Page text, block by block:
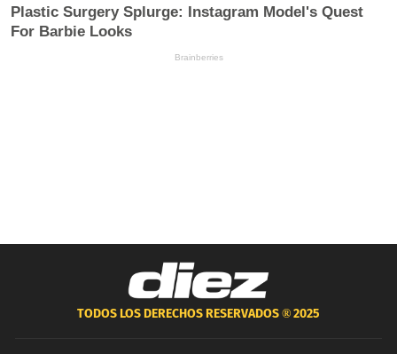
TODOS LOS DERECHOS RESERVADOS ®2025